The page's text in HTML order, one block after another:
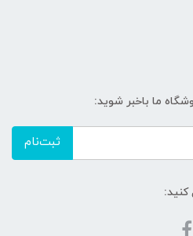
ما باخبر شوید:
ثبت‌نام
کنید: